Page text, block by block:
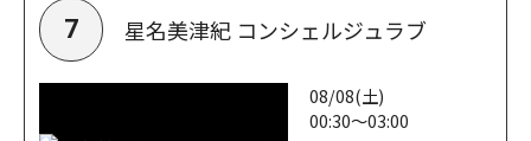
7 星名美津紀 コンシェルジュラブ
08/08(土)
00:30～03:00